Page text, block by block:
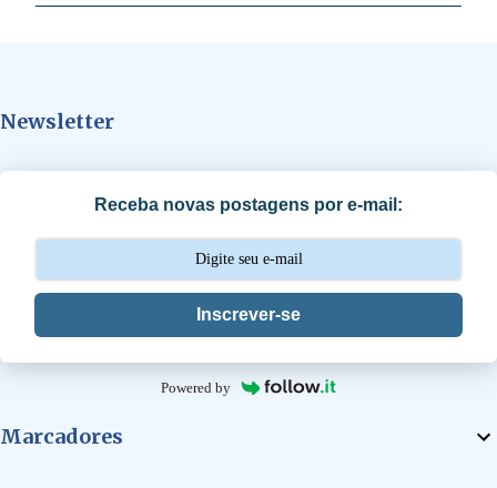
á
s
Newsletter
Receba novas postagens por e-mail:
Inscrever-se
Powered by
Marcadores